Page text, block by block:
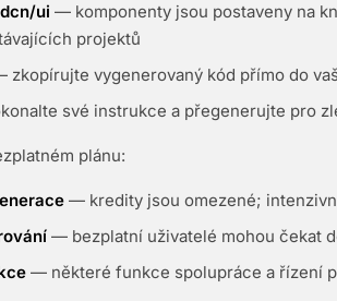
ui — komponenty jsou postaveny na
projektů
zkopírujte vygenerovaný kód přímo do
své instrukce a přegenerujte pro
plánu:
— kredity jsou omezené;
— bezplatní uživatelé mohou čekat
— některé funkce spolupráce a řízení